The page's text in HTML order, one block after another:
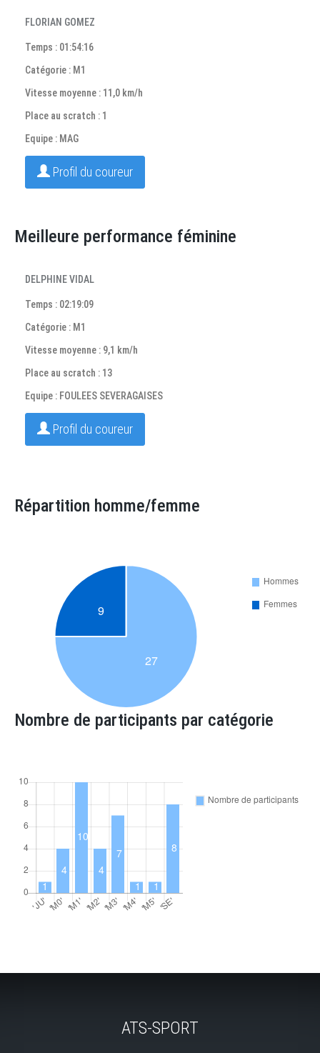
FLORIAN GOMEZ
Temps : 01:54:16
Catégorie : M1
Vitesse moyenne : 11,0 km/h
Place au scratch : 1
Equipe : MAG
Profil du coureur
Meilleure performance féminine
DELPHINE VIDAL
Temps : 02:19:09
Catégorie : M1
Vitesse moyenne : 9,1 km/h
Place au scratch : 13
Equipe : FOULEES SEVERAGAISES
Profil du coureur
Répartition homme/femme
Nombre de participants par catégorie
ATS-SPORT